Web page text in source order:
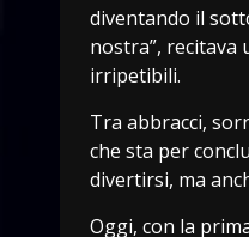
diventando il
nostra”, recitava
irripetibili.
Tra abbracci,
che sta per
divertirsi, ma
Oggi, con la